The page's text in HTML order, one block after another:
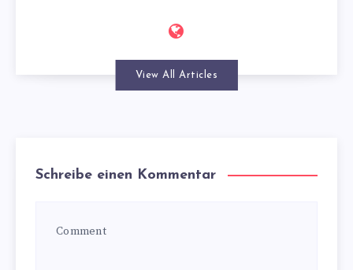
View All Articles
Schreibe einen Kommentar